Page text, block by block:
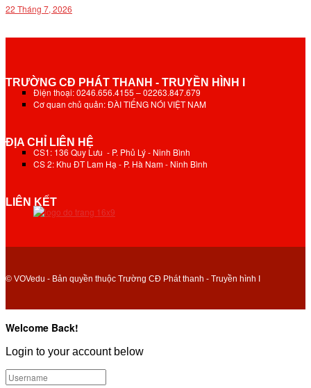
22 Tháng 7, 2026
TRƯỜNG CĐ PHÁT THANH - TRUYỀN HÌNH I
Điện thoại: 0246.656.4155 – 02263.847.679
Cơ quan chủ quản: ĐÀI TIẾNG NÓI VIỆT NAM
ĐỊA CHỈ LIÊN HỆ
CS1: 136 Quy Lưu - P. Phủ Lý - Ninh Bình
CS 2: Khu ĐT Lam Hạ - P. Hà Nam - Ninh Bình
LIÊN KẾT
© VOVedu - Bản quyền thuộc Trường CĐ Phát thanh - Truyền hình I
Welcome Back!
Login to your account below